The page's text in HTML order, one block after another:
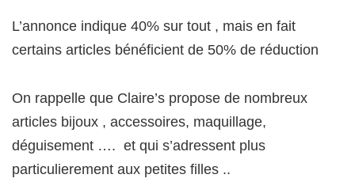
L’annonce indique 40% sur tout , mais en fait
certains articles bénéficient de 50% de réduction
On rappelle que Claire’s propose de nombreux
articles bijoux , accessoires, maquillage,
déguisement …. et qui s’adressent plus
particulierement aux petites filles ..